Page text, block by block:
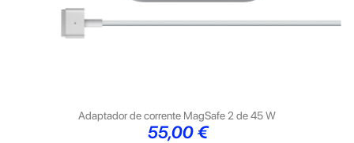
Adaptador de corrente MagSafe 2 de 45 W
Preço
55,00 €